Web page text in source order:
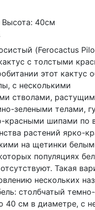
40см
(Ferocactus
с толстыми
этот кактус
с несколькими
стволами,
зелеными телами,
красными шипами по
растений ярко-
на щетинки
популяциях
Такая
нескольких
столбчатый
40 см в диаметре, с